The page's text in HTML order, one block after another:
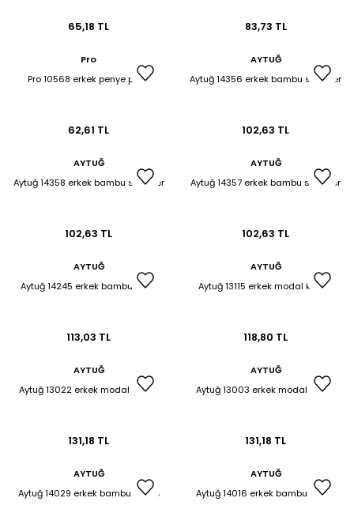
65,18 TL 83,73 TL
Pro
Pro 10568 erkek penye patik
62,61 TL
AYTUĞ
Aytuğ 14356 erkek bambu sneaker
102,63 TL
AYTUĞ
Aytuğ 14358 erkek bambu sneaker
102,63 TL
AYTUĞ
Aytuğ 14357 erkek bambu sneaker
102,63 TL
AYTUĞ
Aytuğ 14245 erkek bambu patik
113,03 TL
AYTUĞ
Aytuğ 13115 erkek modal k.konç
118,80 TL
AYTUĞ
Aytuğ 13022 erkek modal çorap
131,18 TL
AYTUĞ
Aytuğ 13003 erkek modal çorap
131,18 TL
AYTUĞ
Aytuğ 14029 erkek bambu çorap
AYTUĞ
Aytuğ 14016 erkek bambu çorap